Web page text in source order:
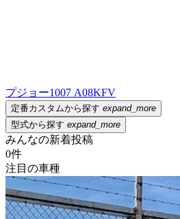
プジョー1007 A08KFV
定番カスタムから探す expand_more
型式から探す expand_more
みんなの新着投稿
0件
注目の車種